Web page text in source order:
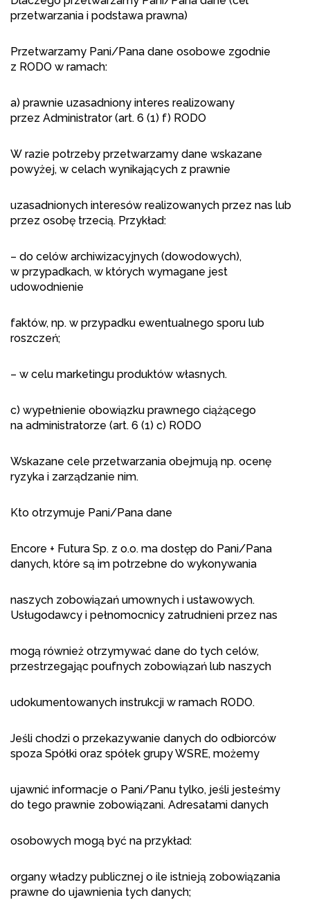
przetwarzania i podstawa prawna)
Przetwarzamy Pani/Pana dane osobowe zgodnie
z RODO w ramach:
a) prawnie uzasadniony interes realizowany
przez Administrator (art. 6 (1) f) RODO
W razie potrzeby przetwarzamy dane wskazane
powyżej, w celach wynikających z prawnie
uzasadnionych interesów realizowanych przez nas lub
przez osobę trzecią. Przykład:
– do celów archiwizacyjnych (dowodowych),
w przypadkach, w których wymagane jest
udowodnienie
faktów, np. w przypadku ewentualnego sporu lub
roszczeń;
– w celu marketingu produktów własnych.
c) wypełnienie obowiązku prawnego ciążącego
na administratorze (art. 6 (1) c) RODO
Wskazane cele przetwarzania obejmują np. ocenę
ryzyka i zarządzanie nim.
Kto otrzymuje Pani/Pana dane
Encore + Futura Sp. z o.o. ma dostęp do Pani/Pana
danych, które są im potrzebne do wykonywania
naszych zobowiązań umownych i ustawowych.
Usługodawcy i pełnomocnicy zatrudnieni przez nas
mogą również otrzymywać dane do tych celów,
przestrzegając poufnych zobowiązań lub naszych
udokumentowanych instrukcji w ramach RODO.
Jeśli chodzi o przekazywanie danych do odbiorców
spoza Spółki oraz spółek grupy WSRE, możemy
ujawnić informacje o Pani/Panu tylko, jeśli jesteśmy
do tego prawnie zobowiązani. Adresatami danych
osobowych mogą być na przykład:
organy władzy publicznej o ile istnieją zobowiązania
prawne do ujawnienia tych danych;